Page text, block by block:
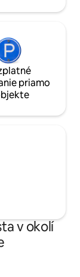
priamo
v okolí